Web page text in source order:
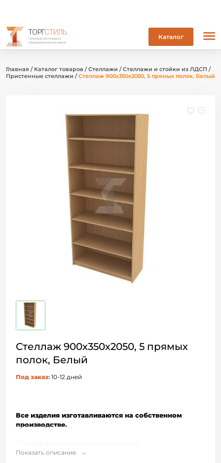
ТОРГСТИЛЬ
Производство и продажа
оборудования для магазинов
Каталог
Главная / Каталог товаров /Стеллажи /Стеллажи и стойки из ЛДСП /
Пристенные стеллажи /Стеллаж 900х350х2050, 5 прямых полок, Белый
Стеллаж 900х350х2050, 5 прямых
полок, Белый
Под заказ: 10-12 дней
Все изделия изготавливаются на собственном
производстве.
избелогоЛДСП. Торцы ЛДСП обработаны кромкой
Показать описание